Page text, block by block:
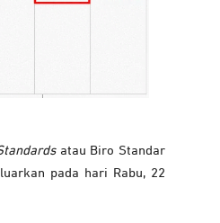
atau Biro Standar
pada hari Rabu, 22